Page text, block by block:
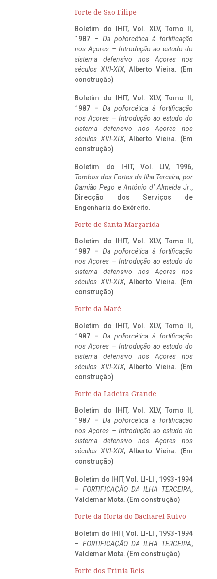
Forte de São Filipe
Boletim do IHIT, Vol. XLV, Tomo II,
1987 – Da poliorcética à fortificação
nos Açores – Introdução ao estudo do
sistema defensivo nos Açores nos
séculos XVI-XIX, Alberto Vieira. (Em
construção)
Boletim do IHIT, Vol. XLV, Tomo II,
1987 – Da poliorcética à fortificação
nos Açores – Introdução ao estudo do
sistema defensivo nos Açores nos
séculos XVI-XIX, Alberto Vieira. (Em
construção)
Boletim do IHIT, Vol. LIV, 1996,
Tombos dos Fortes da Ilha Terceira, por
Damião Pego e António d’ Almeida Jr.,
Direcção dos Serviços de
Engenharia do Exército.
Forte de Santa Margarida
Boletim do IHIT, Vol. XLV, Tomo II,
1987 – Da poliorcética à fortificação
nos Açores – Introdução ao estudo do
sistema defensivo nos Açores nos
séculos XVI-XIX, Alberto Vieira. (Em
construção)
Forte da Maré
Boletim do IHIT, Vol. XLV, Tomo II,
1987 – Da poliorcética à fortificação
nos Açores – Introdução ao estudo do
sistema defensivo nos Açores nos
séculos XVI-XIX, Alberto Vieira. (Em
construção)
Forte da Ladeira Grande
Boletim do IHIT, Vol. XLV, Tomo II,
1987 – Da poliorcética à fortificação
nos Açores – Introdução ao estudo do
sistema defensivo nos Açores nos
séculos XVI-XIX, Alberto Vieira. (Em
construção)
Boletim do IHIT, Vol. LI-LII, 1993-1994
– FORTIFICAÇÃO DA ILHA TERCEIRA,
Valdemar Mota. (Em construção)
Forte da Horta do Bacharel Ruivo
Boletim do IHIT, Vol. LI-LII, 1993-1994
– FORTIFICAÇÃO DA ILHA TERCEIRA,
Valdemar Mota. (Em construção)
Forte dos Trinta Reis